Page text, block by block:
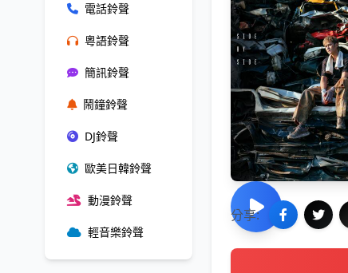
電話鈴聲
粵語鈴聲
簡訊鈴聲
鬧鐘鈴聲
DJ鈴聲
歐美日韓鈴聲
動漫鈴聲
輕音樂鈴聲
分享: